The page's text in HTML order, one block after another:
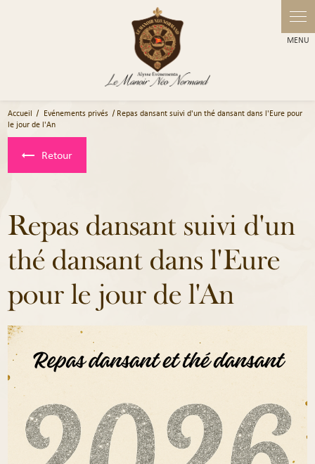
Accueil Evénements privés
Repas dansant suivi d'un thé dansant dans l'Eure pour
le jour de l'An
Retour
Repas dansant suivi d'un
thé dansant dans l'Eure
pour le jour de l'An